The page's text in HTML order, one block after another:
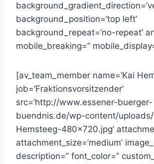
background_position=’top left’
background_repeat=’no-repeat’
mobile_breaking=”
[av_team_member name=’Kai
job=’Fraktionsvorsitzender’
src=’http://www.essener-buerger-
buendnis.de/wp-content/
Hemsteeg-480×720.jpg’
attachment_size=’medium’
description=” font_color=”